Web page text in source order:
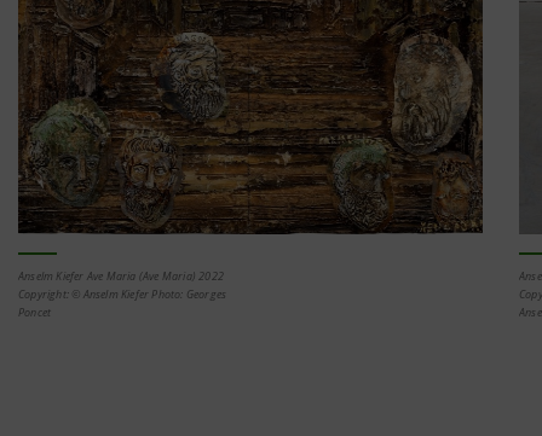
Anselm Kiefer Ave Maria (Ave Maria) 2022
Copyright: © Anselm Kiefer Photo: Georges
Poncet